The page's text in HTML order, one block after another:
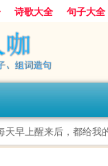
诗歌大全 句子大全
美文欣赏
天早上醒来后，都给我